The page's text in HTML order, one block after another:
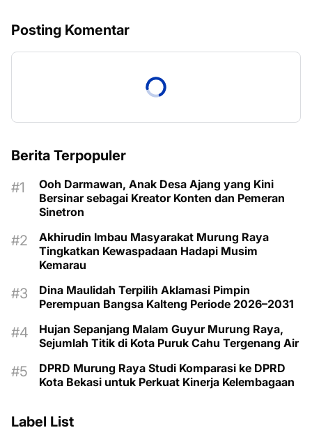
Posting Komentar
Berita Terpopuler
Ooh Darmawan, Anak Desa Ajang yang Kini
Bersinar sebagai Kreator Konten dan Pemeran
Sinetron
Akhirudin Imbau Masyarakat Murung Raya
Tingkatkan Kewaspadaan Hadapi Musim
Kemarau
Dina Maulidah Terpilih Aklamasi Pimpin
Perempuan Bangsa Kalteng Periode 2026–2031
Hujan Sepanjang Malam Guyur Murung Raya,
Sejumlah Titik di Kota Puruk Cahu Tergenang Air
DPRD Murung Raya Studi Komparasi ke DPRD
Kota Bekasi untuk Perkuat Kinerja Kelembagaan
Label List